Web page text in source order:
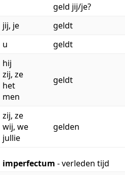
geld jij/je?
jij, je
geldt
u
geldt
hij
zij, ze
het
men
geldt
zij, ze
wij, we
jullie
gelden
imperfectum - verleden tijd